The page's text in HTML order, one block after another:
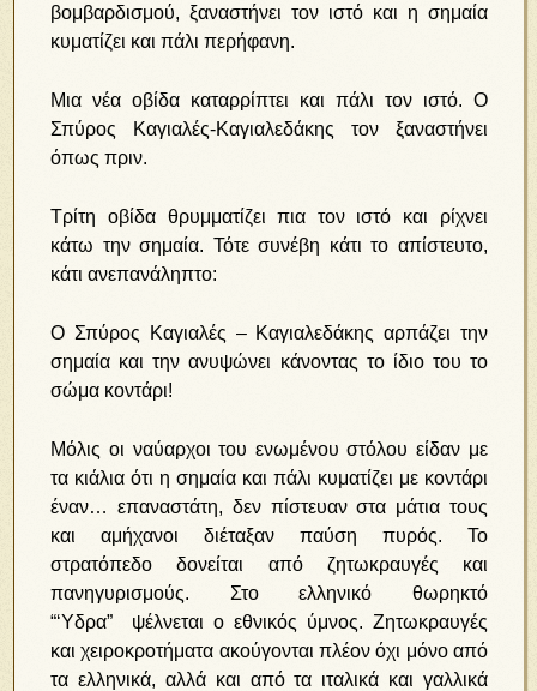
βομβαρδισμού, ξαναστήνει τον ιστό και η σημαία
κυματίζει και πάλι περήφανη.
Μια νέα οβίδα καταρρίπτει και πάλι τον ιστό. Ο
Σπύρος Καγιαλές-Καγιαλεδάκης τον ξαναστήνει
όπως πριν.
Τρίτη οβίδα θρυμματίζει πια τον ιστό και ρίχνει
κάτω την σημαία. Τότε συνέβη κάτι το απίστευτο,
κάτι ανεπανάληπτο:
Ο Σπύρος Καγιαλές – Καγιαλεδάκης αρπάζει την
σημαία και την ανυψώνει κάνοντας το ίδιο του το
σώμα κοντάρι!
Μόλις οι ναύαρχοι του ενωμένου στόλου είδαν με
τα κιάλια ότι η σημαία και πάλι κυματίζει με κοντάρι
έναν… επαναστάτη, δεν πίστευαν στα μάτια τους
και αμήχανοι διέταξαν παύση πυρός. Το
στρατόπεδο δονείται από ζητωκραυγές και
πανηγυρισμούς. Στο ελληνικό θωρηκτό
“‘Υδρα” ψέλνεται ο εθνικός ύμνος. Ζητωκραυγές
και χειροκροτήματα ακούγονται πλέον όχι μόνο από
τα ελληνικά, αλλά και από τα ιταλικά και γαλλικά